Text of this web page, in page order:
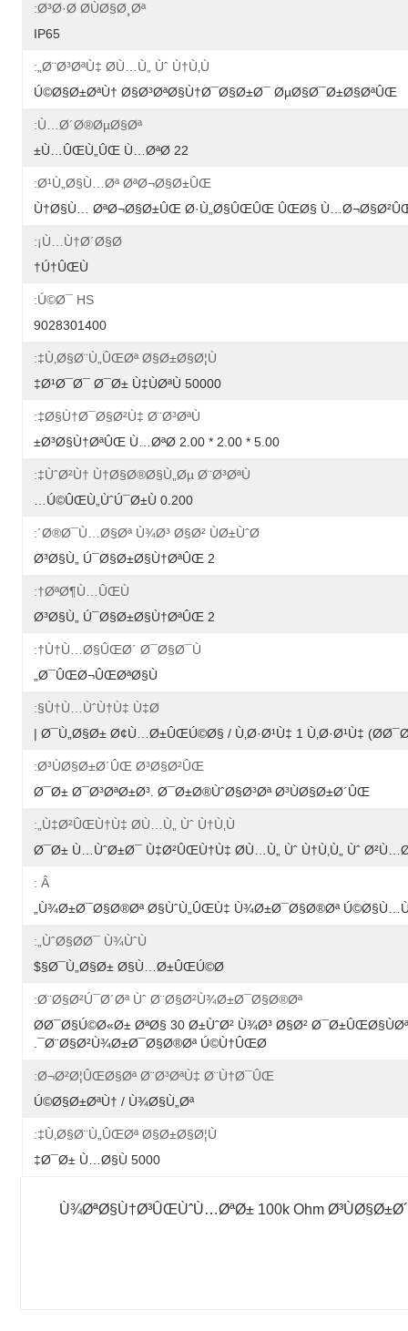
Ø³Ø·Ø­ Ø­ÙØ§Ø¸Øª:
IP65
Ø¨Ø³ØªÙ‡ Ø­Ù…Ù„ Ùˆ Ù†Ù‚Ù„:
Ú©Ø§Ø±ØªÙ† Ø§Ø³ØªØ§Ù†Ø¯Ø§Ø±Ø¯ ØµØ§Ø¯Ø±Ø§ØªÛŒ
Ù…Ø´Ø®ØµØ§Øª:
22 Ù…ÛŒÙ„ÛŒ Ù…ØªØ±
Ø¹Ù„Ø§Ù…Øª ØªØ¬Ø§Ø±ÛŒ:
Ù†Ø§Ù… ØªØ¬Ø§Ø±ÛŒ Ø·Ù„Ø§ÛŒÛŒ ÛŒØ§
Ù…Ù†Ø´Ø§Ø¡:
Ú†ÛŒÙ†
Ú©Ø¯ HS:
9028301400
Ù‚Ø§Ø¨Ù„ÛŒØª Ø§Ø±Ø§Ø¦Ù‡:
50000 Ø¹Ø¯Ø¯ Ø¯Ø± Ù‡ÙØªÙ‡
Ø§Ù†Ø¯Ø§Ø²Ù‡ Ø¨Ø³ØªÙ‡:
5.00 * 2.00 * 2.00 Ø³Ø§Ù†ØªÛŒ Ù…ØªØ±
ÙˆØ²Ù† Ù†Ø§Ø®Ø§Ù„Øµ Ø¨Ø³ØªÙ‡:
0.200 Ú©ÛŒÙ„ÙˆÚ¯Ø±Ù…
Ø®Ø¯Ù…Ø§Øª Ù¾Ø³ Ø§Ø² ÙØ±ÙˆØ´:
2 Ø³Ø§Ù„ Ú¯Ø§Ø±Ø§Ù†ØªÛŒ
ØªØ¶Ù…ÛŒÙ†:
2 Ø³Ø§Ù„ Ú¯Ø§Ø±Ø§Ù†ØªÛŒ
Ù†Ù…Ø§ÛŒØ´ Ø¯Ø§Ø¯Ù†:
Ø¯ÛŒØ¬ÛŒØªØ§Ù„
Ù†Ù…ÙˆÙ†Ù‡ Ù‡Ø§:
Ø³ÙØ§Ø±Ø´ÛŒ Ø³Ø§Ø²ÛŒ:
Ø¯Ø± Ø¯Ø³ØªØ±Ø³. Ø¯Ø±Ø®ÙˆØ§Ø³Øª Ø³ÙØ§Ø±Ø´ÛŒ
Ù‡Ø²ÛŒÙ†Ù‡ Ø­Ù…Ù„ Ùˆ Ù†Ù‚Ù„:
Ø¯Ø± Ù…ÙˆØ±Ø¯ Ù‡Ø²ÛŒÙ†Ù‡ Ø­Ù…Ù„ Ùˆ Ù†Ù‚Ù„ Ùˆ
Â :
Ù¾Ø±Ø¯Ø§Ø®Øª Ø§ÙˆÙ„ÛŒÙ‡ Ù¾Ø±Ø¯Ø§Ø®Øª
ÙˆØ§Ø­Ø¯ Ù¾ÙˆÙ„:
Ø¯Ù„Ø§Ø± Ø§Ù…Ø±ÛŒÚ©Ø§$
Ø¨Ø§Ø²Ú¯Ø´Øª Ùˆ Ø¨Ø§Ø²Ù¾Ø±Ø¯Ø§Ø®Øª:
Ø­Ø¯Ø§Ú©Ø«Ø± ØªØ§ 30 Ø±ÙˆØ² Ù¾Ø³ Ø§Ø²
Ø¨Ø§Ø²Ù¾Ø±Ø¯Ø§Ø®Øª Ú©Ù†ÛŒØ¯.
Ø¬Ø²Ø¦ÛŒØ§Øª Ø¨Ø³ØªÙ‡ Ø¨Ù†Ø¯ÛŒ:
Ú©Ø§Ø±ØªÙ† / Ù¾Ø§Ù„Øª
Ù‚Ø§Ø¨Ù„ÛŒØª Ø§Ø±Ø§Ø¦Ù‡:
5000 Ø¯Ø± Ù…Ø§Ù‡
Ù¾ØªØ§Ù†Ø³ÛŒÙˆÙ…ØªØ± 100k Ohm